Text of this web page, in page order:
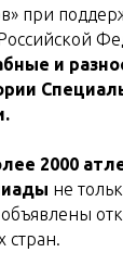
при
и
2000
не
стран.